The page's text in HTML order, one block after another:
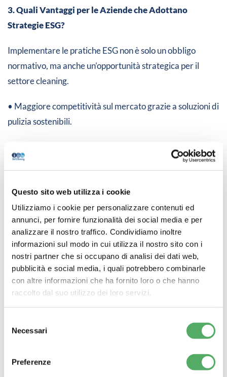
Questo sito web utilizza i cookie
Utilizziamo i cookie per personalizzare contenuti ed
annunci, per fornire funzionalità dei social media e per
analizzare il nostro traffico. Condividiamo inoltre
informazioni sul modo in cui utilizza il nostro sito con i
nostri partner che si occupano di analisi dei dati web,
pubblicità e social media, i quali potrebbero combinarle
con altre informazioni che ha fornito loro o che hanno
raccolto dal suo utilizzo dei loro servizi.
delNecessari
Preferenze
3. Quali Vantaggi per le Aziende che Adottano
Strategie ESG?
Implementare le pratiche ESG non è solo un obbligo
normativo, ma anche un’opportunità strategica per il
settore cleaning.
• Maggiore competitività sul mercato grazie a soluzioni di
pulizia sostenibili.
• Riduzione dei costi operativi attraverso una gestione
più efficiente delle risorse.
• Aumento della fiducia da parte dei clienti e
miglioramento della reputazione aziendale.
• Accesso a incentivi e finanziamenti per imprese che
investono nella sostenibilità.
• Conformità alle normative europee, evitando sanzioni e
problemi legali.
L’integrazione delle
pratiche ESG nel settore del
normative europee impongono standard più elevati, ma